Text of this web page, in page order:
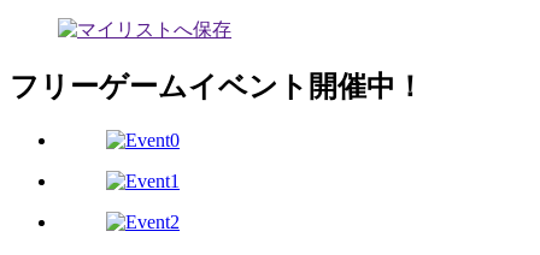
フリーゲームイベント開催中！